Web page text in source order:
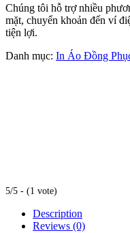
Chúng tôi hỗ trợ nhiều
mặt, chuyển khoản đến ví
tiện lợi.
Danh mục: In Áo Đồng
5/5 - (1 vote)
Description
Reviews (0)